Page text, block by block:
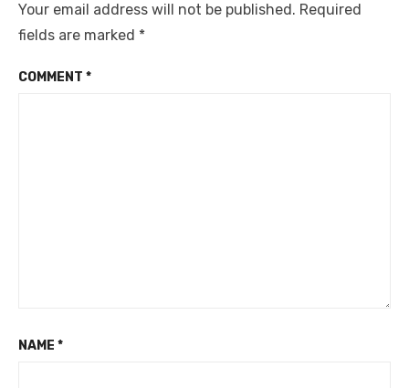
Your email address will not be published. Required
fields are marked *
COMMENT *
NAME *